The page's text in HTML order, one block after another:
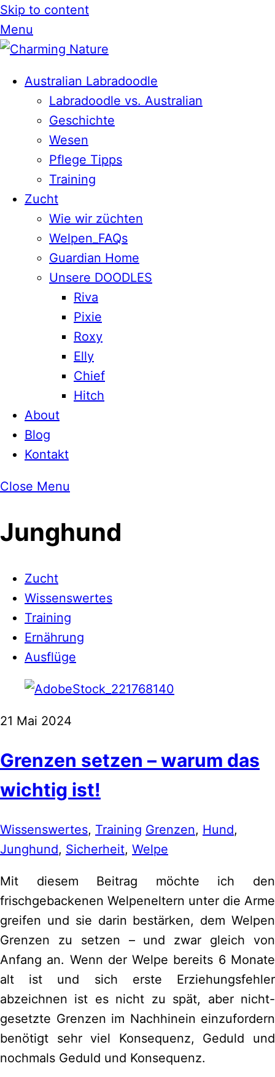
Skip to content
Menu
Australian Labradoodle
Labradoodle vs. Australian
Geschichte
Wesen
Pflege Tipps
Training
Zucht
Wie wir züchten
Welpen_FAQs
Guardian Home
Unsere DOODLES
Riva
Pixie
Roxy
Elly
Chief
Hitch
About
Blog
Kontakt
Close Menu
Junghund
Zucht
Wissenswertes
Training
Ernährung
Ausflüge
21 Mai 2024
Grenzen setzen – warum das
wichtig ist!
Wissenswertes, Training Grenzen, Hund,
Junghund, Sicherheit, Welpe
Mit diesem Beitrag möchte ich den
frischgebackenen Welpeneltern unter die Arme
greifen und sie darin bestärken, dem Welpen
Grenzen zu setzen – und zwar gleich von
Anfang an. Wenn der Welpe bereits 6 Monate
alt ist und sich erste Erziehungsfehler
abzeichnen ist es nicht zu spät, aber nicht-
gesetzte Grenzen im Nachhinein einzufordern
benötigt sehr viel Konsequenz, Geduld und
nochmals Geduld und Konsequenz.